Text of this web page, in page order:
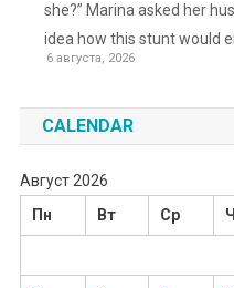
she?” Marina asked her
idea how this stunt would
6 августа, 2026
CALENDAR
Август 2026
Пн
Вт Ср